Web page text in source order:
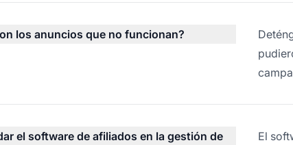
los anuncios que no funcionan?
el software de afiliados en la gestión de
El